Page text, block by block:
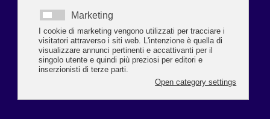
hanno incontrato il segretario nazionale del PRI Corrado De Rinaldis
Saponaro,
Leggi tutto...
Emergenza Covid-19: spostata al 31
ottobre la richiesta a sostegno del